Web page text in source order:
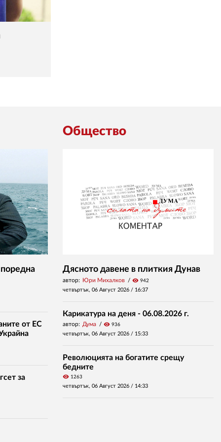
от ЕС
за
Общество
Дясното давене в плиткия Дунав
автор: Юри Михалков visibility 942
четвъртък, 06 Август 2026 / 16:37
Карикатура на деня - 06.08.2026 г.
автор: Дума visibility 936
четвъртък, 06 Август 2026 / 15:33
Революцията на богатите срещу
бедните
visibility 1263
четвъртък, 06 Август 2026 / 14:33